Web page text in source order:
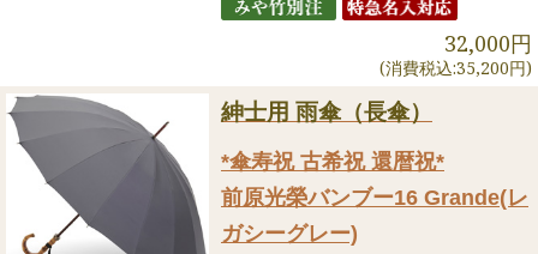
32,000円
(消費税込:35,200円)
紳士用 雨傘（長傘）
*傘寿祝 古希祝 還暦祝*
前原光榮バンブー16 Grande(レ
ガシーグレー)